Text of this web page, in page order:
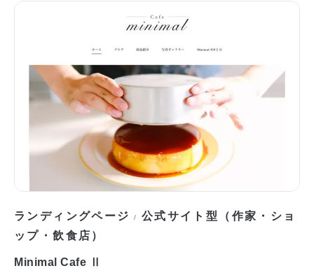
ランディングページ / 公式サイト型（作家・ショ
ップ・飲食店）
Minimal Cafe Ⅱ